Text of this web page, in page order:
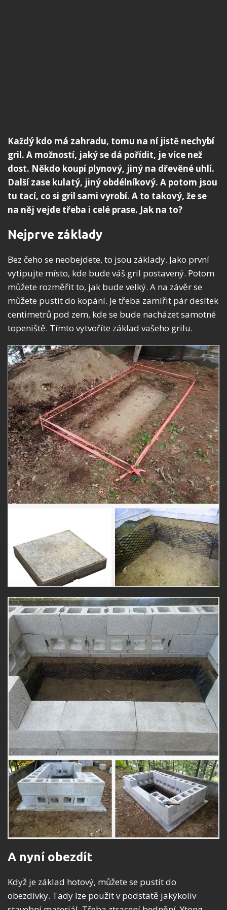
Každý kdo má zahradu, tomu na ní jistě nechybí
gril. A možností, jaký se dá pořídit, je více než
dost. Někdo koupí plynový, jiný na dřevěné uhlí.
Další zase kulatý, jiný obdélníkový. A potom jsou
tu tací, co si gril sami vyrobí. A to takový, že se
na něj vejde třeba i celé prase. Jak na to?
Nejprve základy
Bez čeho se neobejdete, to jsou základy. Jako první
vytipujte místo, kde bude váš gril postavený. Potom
můžete rozměřit to, jak bude velký. A na závěr se
můžete pustit do kopání. Je třeba zamířit pár desítek
centimetrů pod zem, kde se bude nacházet samotné
topeniště. Tímto vytvoříte základ vašeho grilu.
A nyní obezdít
Když je základ hotový, můžete se pustit do
obezdívky. Tady lze použít v podstatě jakýkoliv